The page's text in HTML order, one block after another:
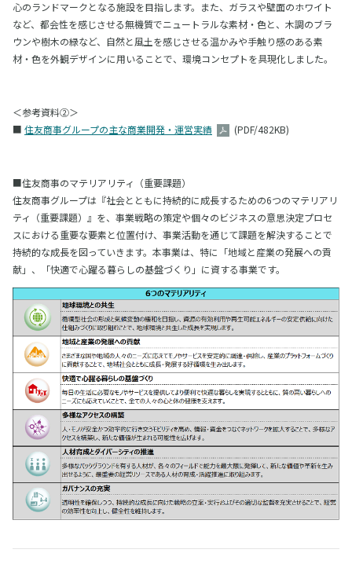
心のランドマークとなる施設を目指します。また、ガラスや壁面のホワイト
など、都会性を感じさせる無機質でニュートラルな素材・色と、木調のブラ
ウンや樹木の緑など、自然と風土を感じさせる温かみや手触り感のある素
材・色を外観デザインに用いることで、環境コンセプトを具現化しました。
＜参考資料②＞
■ 住友商事グループの主な商業開発・運営実績 (PDF/482KB)
■住友商事のマテリアリティ（重要課題）
住友商事グループは『社会とともに持続的に成長するための6つのマテリアリ
ティ（重要課題）』を、事業戦略の策定や個々のビジネスの意思決定プロセ
スにおける重要な要素と位置付け、事業活動を通じて課題を解決することで
持続的な成長を図っていきます。本事業は、特に「地域と産業の発展への貢
献」、「快適で心躍る暮らしの基盤づくり」に資する事業です。